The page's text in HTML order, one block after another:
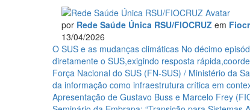
por Rede Saúde Única RSU/FIOCRUZ em
13/04/2026
O
SUS
e
as
mudanças
O SUS e as mudanças climáticas No décimo
diretamente o SUS,exigindo resposta
Força Nacional do SUS (FN-SUS) / Ministério da
da informação como infraestrutura crítica em
Apresentação de Gustavo Buss e Marcelo Frey